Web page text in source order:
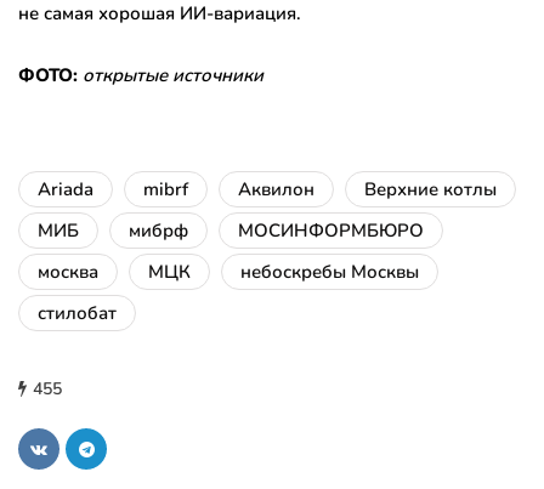
не самая хорошая ИИ-вариация.
ФОТО: открытые источники
Ariada mibrf Аквилон
Верхние котлы
МИБ
мибрф
МОСИНФОРМБЮРО
москва
МЦК
небоскребы Москвы
стилобат
455